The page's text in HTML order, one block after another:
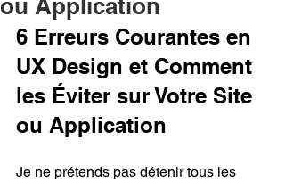
ou Application
6 Erreurs Courantes en
UX Design et Comment
les Éviter sur Votre Site
ou Application
Je ne prétends pas détenir tous les